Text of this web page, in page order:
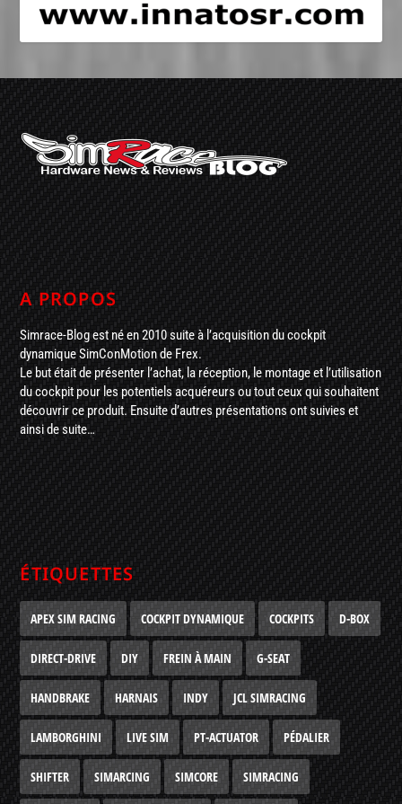
A PROPOS
Simrace-Blog est né en 2010 suite à l’acquisition du cockpit
dynamique SimConMotion de Frex.
Le but était de présenter l’achat, la réception, le montage et l’utilisation
du cockpit pour les potentiels acquéreurs ou tout ceux qui souhaitent
découvrir ce produit. Ensuite d’autres présentations ont suivies et
ainsi de suite…
ÉTIQUETTES
APEX SIM RACING COCKPIT DYNAMIQUE COCKPITS D-BOX
DIRECT-DRIVE DIY FREIN À MAIN G-SEAT
HANDBRAKE HARNAIS INDY JCL SIMRACING
LAMBORGHINI LIVE SIM PT-ACTUATOR PÉDALIER
SHIFTER SIMARCING SIMCORE SIMRACING